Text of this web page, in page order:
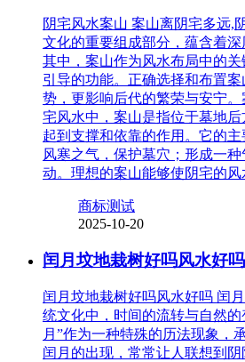
阴宅风水案山 案山离阴宅多远,
文化的重要组成部分，蕴含着深
其中，案山作为风水布局中的
引导的功能。正确选择和布置
势，更影响后代的繁荣与安宁
宅风水中，案山是指位于墓地后
起到支撑和依靠的作用。它的
风寒之气，保护墓穴；形成一
动。理想的案山能够使阴宅的
商标测试
2025-10-20
闰月坟地栽树好吗风水好
闰月坟地栽树好吗风水好吗 闰
统文化中，时间的流转与自然的
月”作为一种特殊的历法现象，
闰月的出现，常常让人联想到